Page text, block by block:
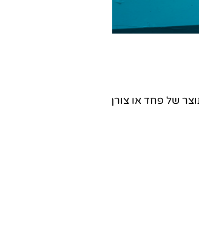
ניהול זמן הן בעצם תוצר של פחד או צורך